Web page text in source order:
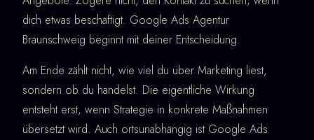
dich etwas beschäftigt. Google Ads Agentur
Braunschweig beginnt mit deiner Entscheidung.
Am Ende zählt nicht, wie viel du über Marketing liest,
sondern ob du handelst. Die eigentliche Wirkung
entsteht erst, wenn Strategie in konkrete Maßnahmen
übersetzt wird. Auch ortsunabhängig ist Google Ads